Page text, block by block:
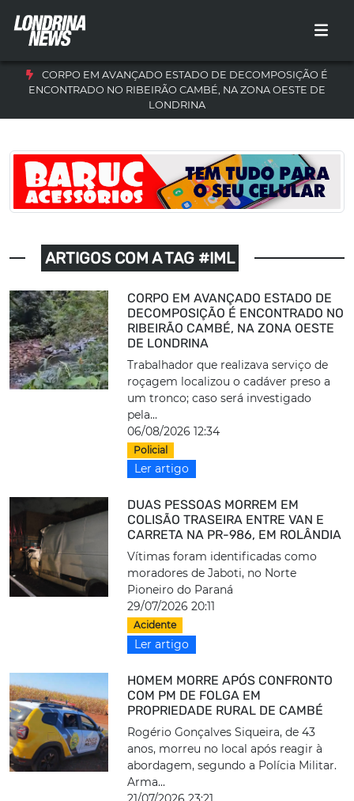
CORPO EM AVANÇADO ESTADO DE DECOMPOSIÇÃO É
ENCONTRADO NO RIBEIRÃO CAMBÉ, NA ZONA OESTE DE
LONDRINA
ARTIGOS COM A TAG #IML
CORPO EM AVANÇADO ESTADO DE
DECOMPOSIÇÃO É ENCONTRADO NO
RIBEIRÃO CAMBÉ, NA ZONA OESTE
DE LONDRINA
Trabalhador que realizava serviço de
roçagem localizou o cadáver preso a
um tronco; caso será investigado
pela...
06/08/2026 12:34
Policial
Ler artigo
DUAS PESSOAS MORREM EM
COLISÃO TRASEIRA ENTRE VAN E
CARRETA NA PR-986, EM ROLÂNDIA
Vítimas foram identificadas como
moradores de Jaboti, no Norte
Pioneiro do Paraná
29/07/2026 20:11
Acidente
Ler artigo
HOMEM MORRE APÓS CONFRONTO
COM PM DE FOLGA EM
PROPRIEDADE RURAL DE CAMBÉ
Rogério Gonçalves Siqueira, de 43
anos, morreu no local após reagir à
abordagem, segundo a Polícia Militar.
Arma...